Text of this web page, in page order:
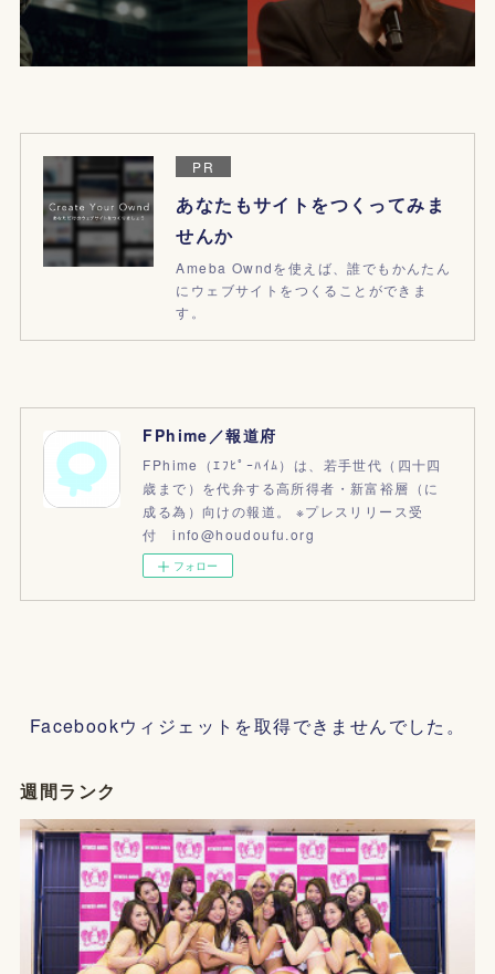
PR
あなたもサイトをつくってみま
せんか
Ameba Owndを使えば、誰でもかんたん
にウェブサイトをつくることができま
す。
FPhime／報道府
FPhime（ｴﾌﾋﾟｰﾊｲﾑ）は、若手世代（四十四
歳まで）を代弁する高所得者・新富裕層（に
成る為）向けの報道。 ※プレスリリース受
付 info@houdoufu.org
フォロー
Facebookウィジェットを取得できませんでした。
週間ランク